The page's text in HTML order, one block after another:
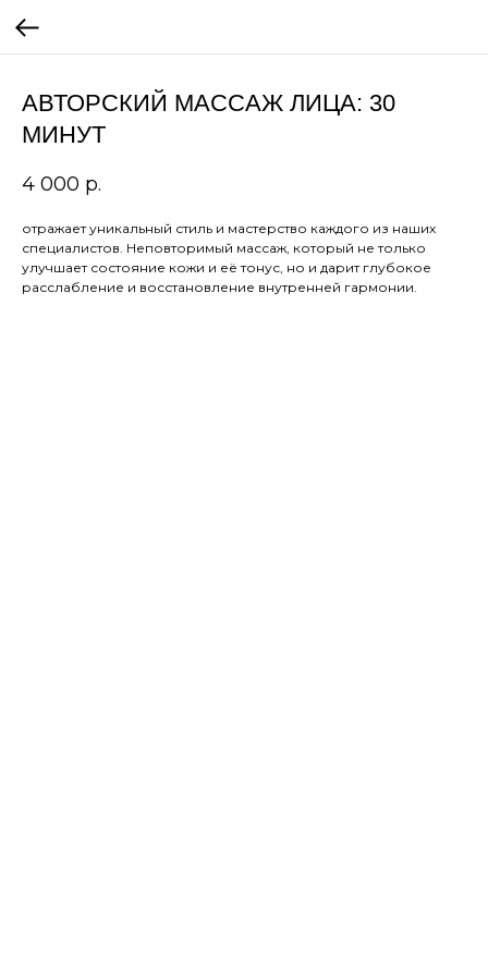
АВТОРСКИЙ МАССАЖ ЛИЦА: 30
МИНУТ
4 000 р.
отражает уникальный стиль и мастерство каждого из наших
специалистов. Неповторимый массаж, который не только
улучшает состояние кожи и её тонус, но и дарит глубокое
расслабление и восстановление внутренней гармонии.